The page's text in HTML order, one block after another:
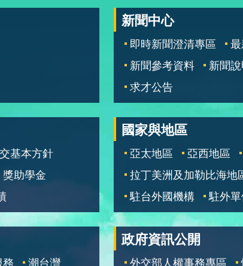
新聞中心
即時新聞澄清專區
新聞參考資料
新聞
求才公告
基本方針
獎助學金
國家與地區
亞太地區 亞西地區
拉丁美洲及加勒比海地
駐台外國機構
駐外
務 潮台灣
政府資訊公開
外交部人權事務專區